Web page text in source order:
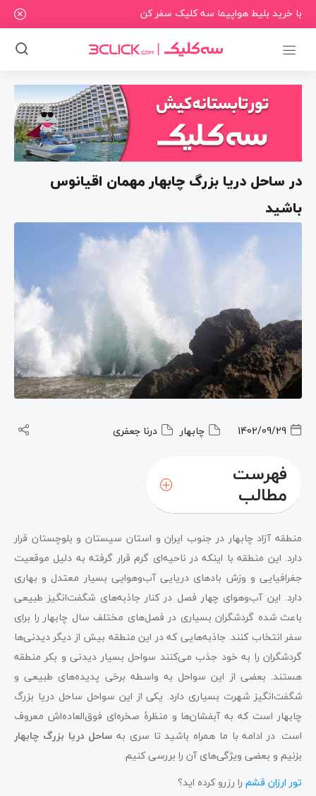
با خرید بلیط هواپیما سه کلیک سفر کن
در ساحل دریا بزرگ چابهار مهمان اقیانوس
باشید
1402/09/29 چابهار درنا جعفری
فهرست
مطالب
منطقه آزاد چابهار در جنوب ایران و استان سیستان و بلوچستان قرار
دارد. این منطقه با اینکه در ناحیه‌ای گرم قرار گرفته به دلیل موقعیت
جغرافیایی و وزش بادهای دریایی آب‌وهوایی بسیار معتدل و بهاری
دارد. این آب‌وهوای چهار فصل در کنار جاذبه‌های شگفت‌انگیز طبیعی
باعث شده گردشگران بسیاری در فصل‌های مختلف سال چابهار را برای
سفر انتخاب کنند. جاذبه‌هایی که در این منطقه بیش از دیگر دیدنی‌ها
گردشگران را به خود جذب می‌کنند سواحل بسیار دیدنی و بکر منطقه
هستند. بعضی از این سواحل به واسطه برخی پدیده‌های طبیعی و
شگفت‌انگیز شهرت بسیاری دارد. یکی از این سواحل ساحل دریا بزرگ
چابهار است که به آبفشان‌ها و منظرۀ صخره‌ای فوق‌العاده‌اش معروف
است. در ادامه با ما همراه باشید تا سری به ساحل دریا بزرگ چابهار
بزنیم و بعضی ویژگی‌های آن را بررسی کنیم.
تور ارزان قشم را رزرو کرده اید؟